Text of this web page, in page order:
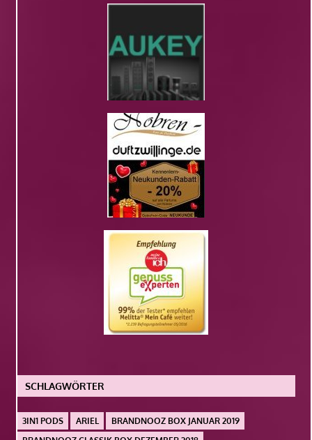
SCHLAGWÖRTER
3IN1 PODS ARIEL
BRANDNOOZ BOX JANUAR 2019